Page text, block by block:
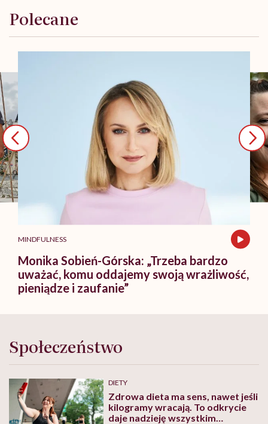
Polecane
MINDFULNESS
Monika Sobień-Górska: „Trzeba bardzo
uważać, komu oddajemy swoją wrażliwość,
pieniądze i zaufanie”
Społeczeństwo
DIETY
Zdrowa dieta ma sens, nawet jeśli
kilogramy wracają. To odkrycie
daje nadzieję wszystkim